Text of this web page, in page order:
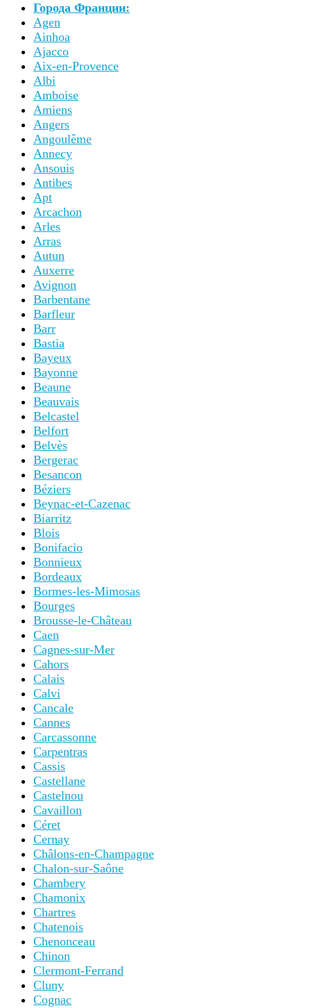
Города Франции:
Agen
Ainhoa
Ajacco
Aix-en-Provence
Albi
Amboise
Amiens
Angers
Angoulême
Annecy
Ansouis
Antibes
Apt
Arcachon
Arles
Arras
Autun
Auxerre
Avignon
Barbentane
Barfleur
Barr
Bastia
Bayeux
Bayonne
Beaune
Beauvais
Belcastel
Belfort
Belvès
Bergerac
Besancon
Béziers
Beynac-et-Cazenac
Biarritz
Blois
Bonifacio
Bonnieux
Bordeaux
Bormes-les-Mimosas
Bourges
Brousse-le-Château
Caen
Cagnes-sur-Mer
Cahors
Calais
Calvi
Cancale
Cannes
Carcassonne
Carpentras
Cassis
Castellane
Castelnou
Cavaillon
Céret
Cernay
Châlons-en-Champagne
Chalon-sur-Saône
Chambery
Chamonix
Chartres
Chatenois
Chenonceau
Chinon
Clermont-Ferrand
Cluny
Cognac